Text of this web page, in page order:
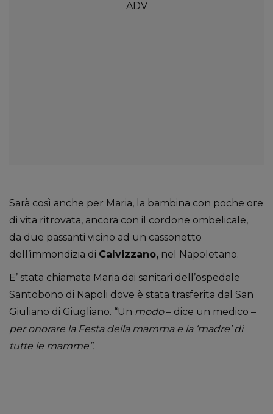
Sarà così anche per Maria, la bambina con poche ore
di vita ritrovata, ancora con il cordone ombelicale,
da due passanti vicino ad un cassonetto
dell’immondizia di Calvizzano, nel Napoletano.
E’ stata chiamata Maria dai sanitari dell’ospedale
Santobono di Napoli dove è stata trasferita dal San
Giuliano di Giugliano. “Un modo– dice un medico –
per onorare la Festa della mamma e la ‘madre’ di
tutte le mamme”.